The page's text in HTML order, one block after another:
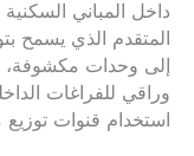
داخل المباني السكنية
المتقدم الذي يسمح
إلى وحدات
وراقي للفراغات
استخدام قنوات